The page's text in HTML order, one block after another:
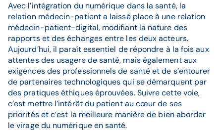
Avec l’intégration du numérique dans la santé, la
relation médecin-patient a laissé place à une relation
médecin-patient-digital, modifiant la nature des
rapports et des échanges entre les deux acteurs.
Aujourd’hui, il paraît essentiel de répondre à la fois aux
attentes des usagers de santé, mais également aux
exigences des professionnels de santé et de s’entourer
de partenaires technologiques qui se démarquent par
des pratiques éthiques éprouvées. Suivre cette voie,
c’est mettre l’intérêt du patient au cœur de ses
priorités et c’est la meilleure manière de bien aborder
le virage du numérique en santé.